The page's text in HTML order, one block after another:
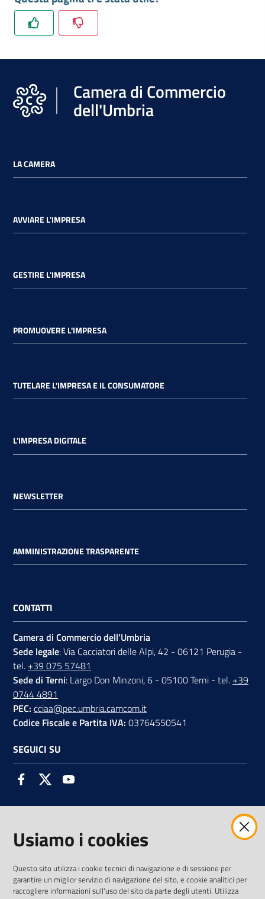
Camera di Commercio
dell'Umbria
LA CAMERA
AVVIARE L'IMPRESA
GESTIRE L'IMPRESA
PROMUOVERE L'IMPRESA
TUTELARE L'IMPRESA E IL CONSUMATORE
L'IMPRESA DIGITALE
NEWSLETTER
AMMINISTRAZIONE TRASPARENTE
CONTATTI
Camera di Commercio dell’Umbria
Sede legale: Via Cacciatori delle Alpi, 42 - 06121 Perugia -
tel. +39 075 57481
Sede di Terni: Largo Don Minzoni, 6 - 05100 Terni - tel. +39
0744 4891
PEC: cciaa@pec.umbria.camcom.it
Codice Fiscale e Partita IVA: 03764550541
SEGUICI SU
FacebookTwitter
AMMINISTRAZIONE TRASPARENTE INTERCAM S.C.A.R.L.
Usiamo i cookies
Questo sito utilizza i cookie tecnici di navigazione e di sessione per
garantire un miglior servizio di navigazione del sito, e cookie analitici per
raccogliere informazioni sull'uso del sito da parte degli utenti. Utilizza